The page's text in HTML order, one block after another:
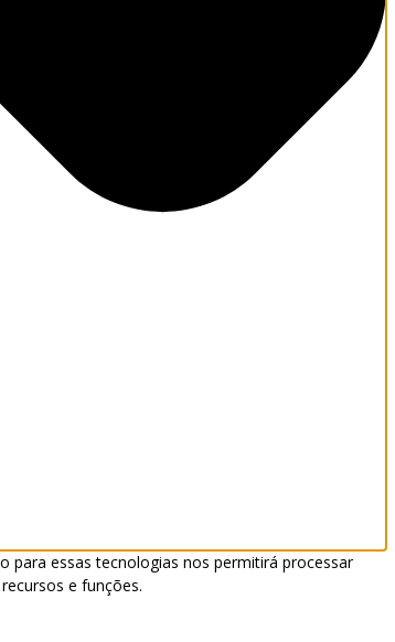
para essas tecnologias nos permitirá processar
e funções.